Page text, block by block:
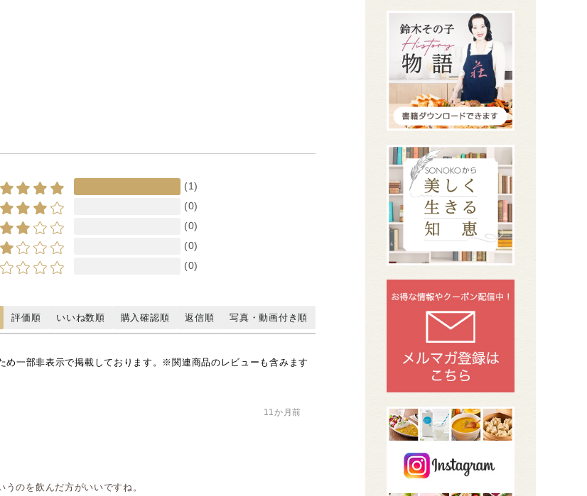
(1)
(0)
(0)
(0)
(0)
評価順 いいね数順 購入確認順 返信順 写真・動画付き順
め一部非表示で掲載しております。※関連商品のレビューも含みます
11か月前
のを飲んだ方がいいですね。